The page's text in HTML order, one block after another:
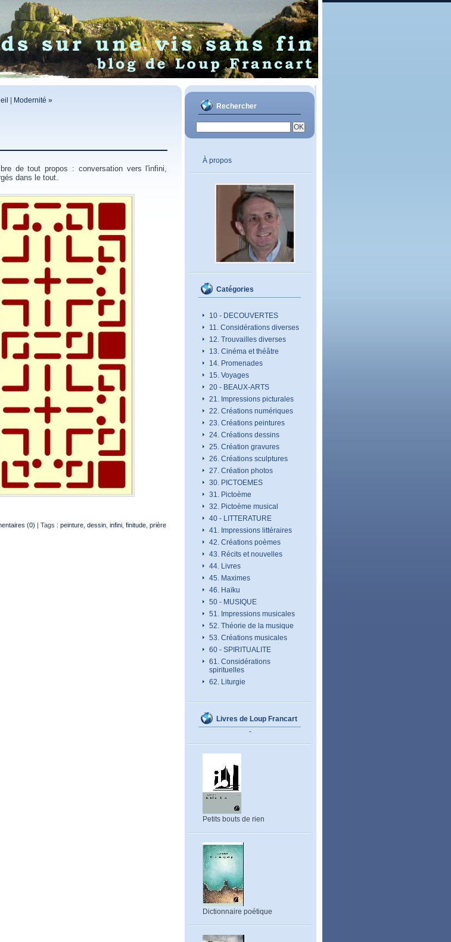
Rechercher
À propos
Catégories
10 - DECOUVERTES
11. Considérations diverses
12. Trouvailles diverses
13. Cinéma et théâtre
14. Promenades
15. Voyages
20 - BEAUX-ARTS
21. Impressions picturales
22. Créations numériques
23. Créations peintures
24. Créations dessins
25. Création gravures
26. Créations sculptures
27. Création photos
30. PICTOEMES
31. Pictoème
32. Pictoème musical
40 - LITTERATURE
41. Impressions littéraires
42. Créations poèmes
43. Récits et nouvelles
44. Livres
45. Maximes
46. Haïku
50 - MUSIQUE
51. Impressions musicales
52. Théorie de la musique
53. Créations musicales
60 - SPIRITUALITE
61. Considérations
spirituelles
62. Liturgie
Livres de Loup Francart
-
Petits bouts de rien
Dictionnaire poétique
Modernité »
de tout propos : conversation vers l'infini,
dans le tout.
(0) | Tags : peinture, dessin, infini, finitude, prière